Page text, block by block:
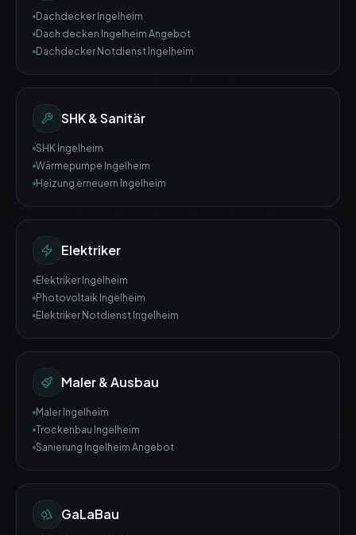
Dachdecker Ingelheim
Dach decken Ingelheim Angebot
Dachdecker Notdienst Ingelheim
SHK & Sanitär
SHK Ingelheim
Wärmepumpe Ingelheim
Heizung erneuern Ingelheim
Elektriker
Elektriker Ingelheim
Photovoltaik Ingelheim
Elektriker Notdienst Ingelheim
Maler & Ausbau
Maler Ingelheim
Trockenbau Ingelheim
Sanierung Ingelheim Angebot
GaLaBau